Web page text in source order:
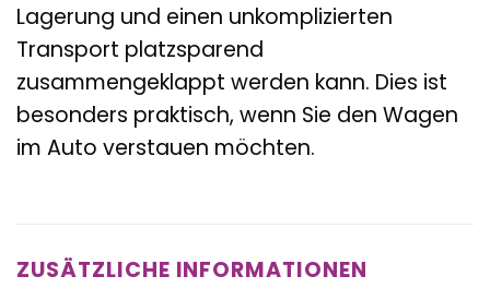
Lagerung und einen unkomplizierten
Transport platzsparend
zusammengeklappt werden kann. Dies ist
besonders praktisch, wenn Sie den Wagen
im Auto verstauen möchten.
ZUSÄTZLICHE INFORMATIONEN